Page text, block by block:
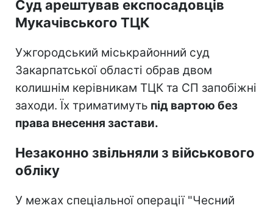
Суд арештував експосадовців
Мукачівського ТЦК
Ужгородський міськрайонний суд
Закарпатської області обрав двом
колишнім керівникам ТЦК та СП запобіжні
заходи. Їх триматимуть під вартою без
права внесення застави.
Незаконно звільняли з військового
обліку
У межах спеціальної операції "Чесний